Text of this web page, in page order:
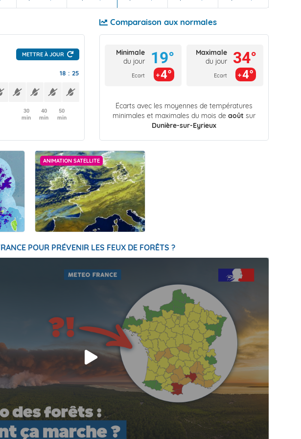
METTRE À JOUR
18 : 25
30
min
40
min
50
min
Comparaison aux normales
Minimale
du jour
Ecart
19°
4°
Maximale
du jour
Ecart
34°
4°
Écarts avec les moyennes de températures
minimales et maximales du mois de août sur
Dunière-sur-Eyrieux
ANIMATION SATELLITE
POUR PRÉVENIR LES FEUX DE FORÊTS ?